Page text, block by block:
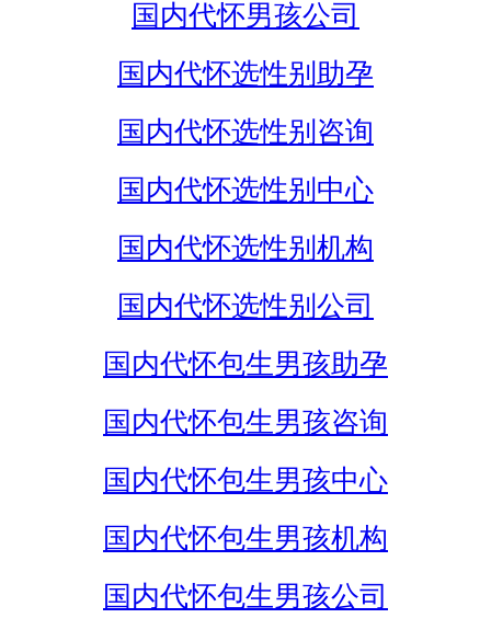
国内代怀男孩公司
国内代怀选性别助孕
国内代怀选性别咨询
国内代怀选性别中心
国内代怀选性别机构
国内代怀选性别公司
国内代怀包生男孩助孕
国内代怀包生男孩咨询
国内代怀包生男孩中心
国内代怀包生男孩机构
国内代怀包生男孩公司